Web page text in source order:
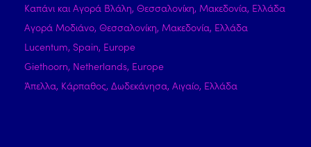
Καπάνι και Αγορά Βλάλη, Θεσσαλονίκη, Μακεδονία, Ελλάδα
Αγορά Μοδιάνο, Θεσσαλονίκη, Μακεδονία, Ελλάδα
Lucentum, Spain, Europe
Giethoorn, Netherlands, Europe
Άπελλα, Κάρπαθος, Δωδεκάνησα, Αιγαίο, Ελλάδα